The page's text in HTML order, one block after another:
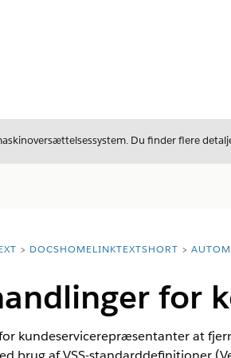
Du finder flere
DOCSHOMELINKTEXTSHORT
for
kundeservicerepræsentanter at